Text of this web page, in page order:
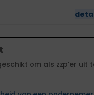
om als zzp'er uit